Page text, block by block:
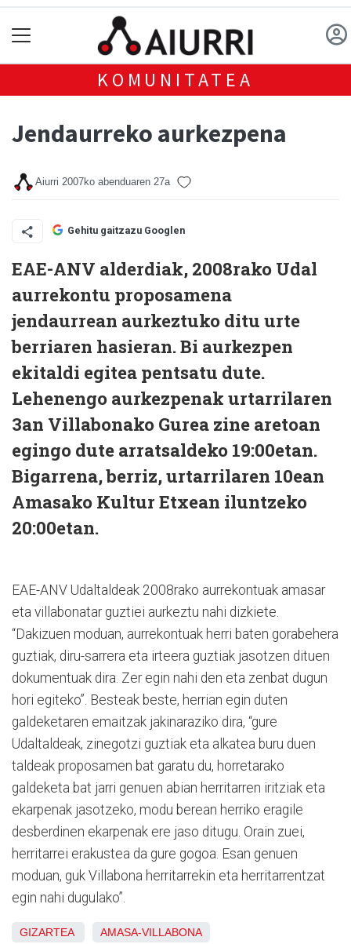
KOMUNITATEA
Jendaurreko aurkezpena
Aiurri 2007ko abenduaren 27a
Gehitu gaitzazu Googlen
EAE-ANV alderdiak, 2008rako Udal
aurrekontu proposamena
jendaurrean aurkeztuko ditu urte
berriaren hasieran. Bi aurkezpen
ekitaldi egitea pentsatu dute.
Lehenengo aurkezpenak urtarrilaren
3an Villabonako Gurea zine aretoan
egingo dute arratsaldeko 19:00etan.
Bigarrena, berriz, urtarrilaren 10ean
Amasako Kultur Etxean iluntzeko
20:00etan.
EAE-ANV Udaltaldeak 2008rako aurrekontuak amasar
eta villabonatar guztiei aurkeztu nahi dizkiete.
“Dakizuen moduan, aurrekontuak herri baten gorabehera
guztiak, diru-sarrera eta irteera guztiak jasotzen dituen
dokumentuak dira. Zer egin nahi den eta zenbat dugun
hori egiteko”. Besteak beste, herrian egin duten
galdeketaren emaitzak jakinaraziko dira, “gure
Udaltaldeak, zinegotzi guztiak eta alkatea buru duen
taldeak proposamen bat garatu du, horretarako
galdeketa bat jarri genuen abian herritarren iritziak eta
ekarpenak jasotzeko, modu berean herriko eragile
desberdinen ekarpenak ere jaso ditugu. Orain zuei,
herritarrei erakustea da gure gogoa. Esan genuen
moduan, guk Villabona herritarrekin eta herritarrentzat
egin nahi dugulako”.
GIZARTEA AMASA-VILLABONA